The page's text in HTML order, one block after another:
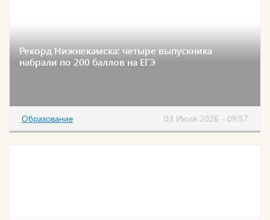
Рекорд Нижнекамска: четыре выпускника
набрали по 200 баллов на ЕГЭ
Образование 03 Июля 2026 - 09:57